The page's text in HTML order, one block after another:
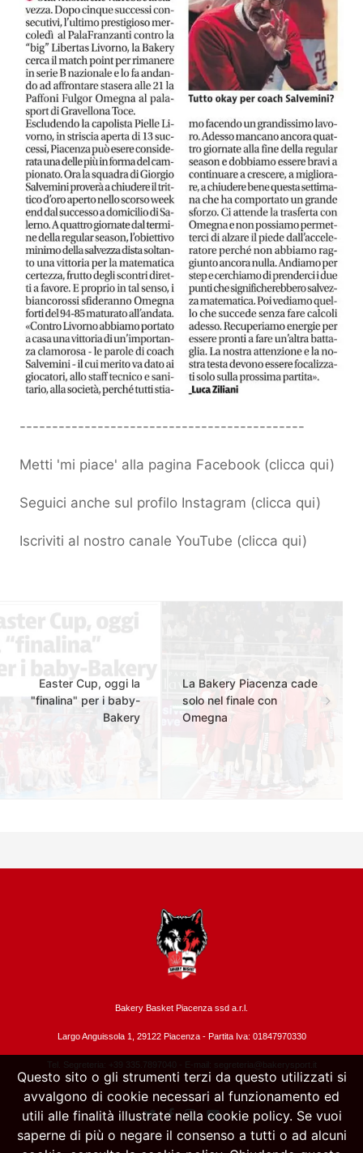
--------------------------------------------
Metti 'mi piace' alla pagina Facebook (clicca qui)
Seguici anche sul profilo Instagram (clicca qui)
Iscriviti al nostro canale YouTube (clicca qui)
Easter Cup, oggi la
"finalina" per i baby-
Bakery
La Bakery Piacenza cade
solo nel finale con
Omegna
Bakery Basket Piacenza ssd a.r.l.
Largo Anguissola 1, 29122 Piacenza - Partita Iva: 01847970330
Tel. Segreteria: +39 335.7897040 - E-mail: segreteria@bakerysport.it
Questo sito o gli strumenti terzi da questo utilizzati si
avvalgono di cookie necessari al funzionamento ed
utili alle finalità illustrate nella cookie policy. Se vuoi
saperne di più o negare il consenso a tutti o ad alcuni